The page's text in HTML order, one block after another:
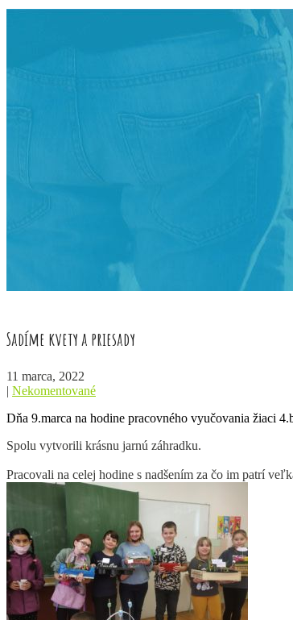
Sadíme kvety a priesady
11 marca, 2022
| Nekomentované
Dňa 9.marca na hodine pracovného vyučovania žiaci
Spolu vytvorili krásnu jarnú záhradku.
Pracovali na celej hodine s nadšením za čo im patrí